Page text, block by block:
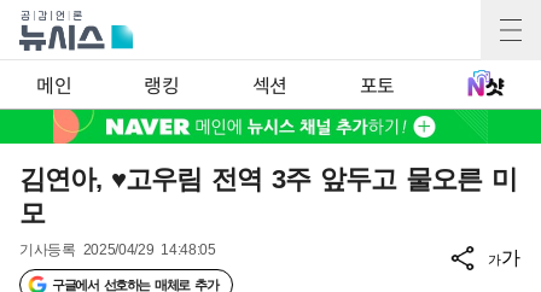
메인 랭킹 섹션 포토
김연아, ♥고우림 전역 3주 앞두고 물오른 미
모
기사등록 2025/04/29 14:48:05
구글에서 선호하는 매체로 추가
가가